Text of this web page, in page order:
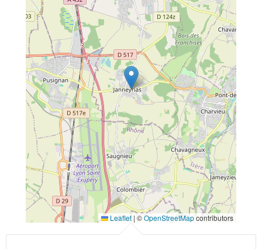
Leaflet | ©OpenStreetMapcontributors